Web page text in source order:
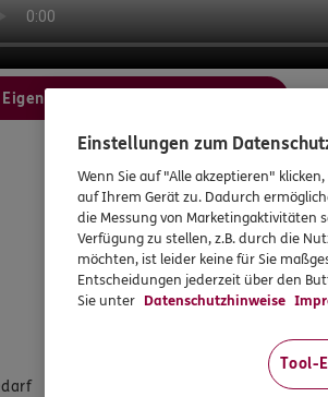
Eigenen Weihnachtsfilm erstellen
Hilfe & Services
E-Mail schreiben
Erstkontaktinformationen
EU-Offenlegungsvereinbarung
Einstellungen zum
Wenn Sie auf "Alle akzeptieren"
auf Ihrem Gerät zu. Dadurch
die Messung von Marketingaktivitäten
Verfügung zu stellen, z.B. durch die
möchten, ist leider keine für Sie
Entscheidungen jederzeit über den
Sie unter Datenschutzhinweise
Tool-